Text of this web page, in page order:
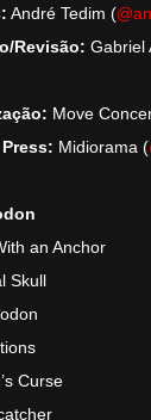
André Tedim (@
Revisão: Gabriel
Move
Midiorama (
an Anchor
Skull
Curse